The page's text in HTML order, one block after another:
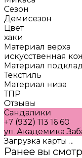
Сезон
Демисезон
Цвет
хаки
Материал верха
искусственная
Материал
Текстиль
Материал низа
ТПР
Отзывы
Сандалики
+7 (932) 113 16 60
ул. Академика
Загрузка карты ...
Ранее вы